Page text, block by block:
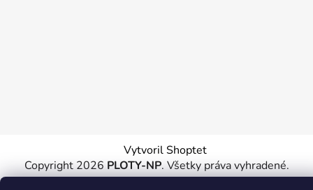
Vytvoril Shoptet
Copyright 2026 PLOTY-NP. Všetky práva vyhradené.